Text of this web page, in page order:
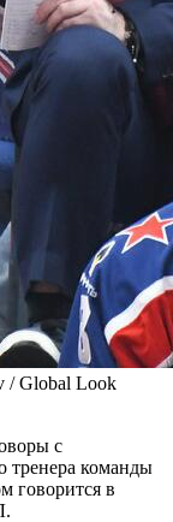
/ Global Look
с
тренера команды
говорится в